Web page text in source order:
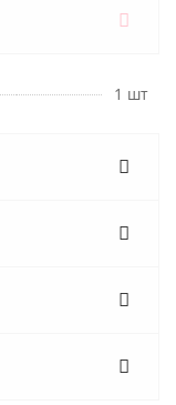
1 шт